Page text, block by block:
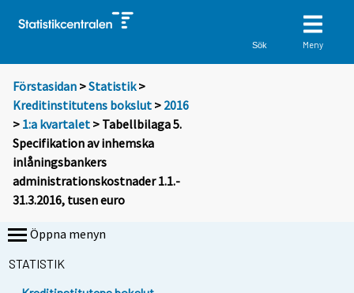
Sök Meny
Förstasidan >Statistik >
Kreditinstitutens bokslut > 2016
> 1:a kvartalet > Tabellbilaga 5.
Specifikation av inhemska
inlåningsbankers
administrationskostnader 1.1.-
31.3.2016, tusen euro
Öppna menyn
STATISTIK